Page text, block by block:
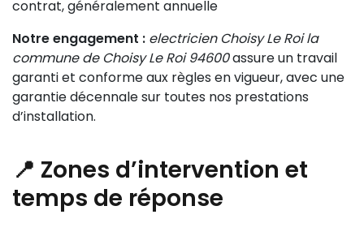
contrat, généralement annuelle
Notre engagement : electricien Choisy Le Roi la
commune de Choisy Le Roi 94600assure un travail
garanti et conforme aux règles en vigueur, avec une
garantie décennale sur toutes nos prestations
d’installation.
📍 Zones d’intervention et
temps de réponse